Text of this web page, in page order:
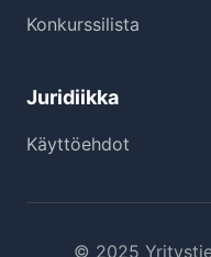
Konkurssilista
Juridiikka
Käyttöehdot
© 2025